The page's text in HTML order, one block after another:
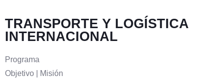
TRANSPORTE Y LOGÍSTICA
INTERNACIONAL
Programa
Objetivo | Misión